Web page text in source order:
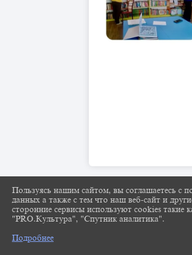
Пользуясь нашим сайтом, вы соглашаетесь с
данных а также с тем что наш веб-сайт и
сторонние сервисы используют cookies такие
"PRO.Культура", "Спутник аналитика".
Подробнее